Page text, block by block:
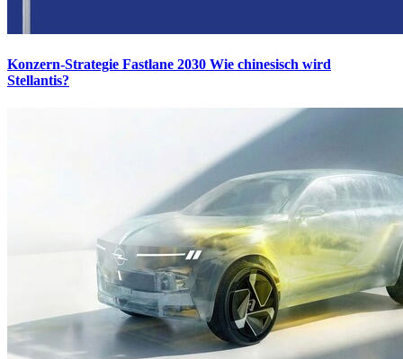
Konzern-Strategie Fastlane 2030 Wie chinesisch wird
Stellantis?